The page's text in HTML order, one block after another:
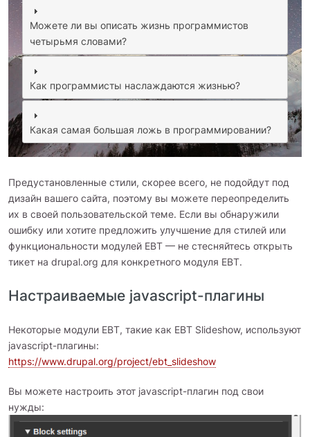
Можете ли вы описать жизнь программистов
четырьмя словами?
Как программисты наслаждаются жизнью?
Какая самая большая ложь в программировании?
Предустановленные стили, скорее всего, не подойдут под
дизайн вашего сайта, поэтому вы можете переопределить
их в своей пользовательской теме. Если вы обнаружили
ошибку или хотите предложить улучшение для стилей или
функциональности модулей EBT — не стесняйтесь открыть
тикет на drupal.org для конкретного модуля EBT.
Настраиваемые javascript-плагины
Некоторые модули EBT, такие как EBT Slideshow, используют
javascript-плагины:
https://www.drupal.org/project/ebt_slideshow
Вы можете настроить этот javascript-плагин под свои
нужды: